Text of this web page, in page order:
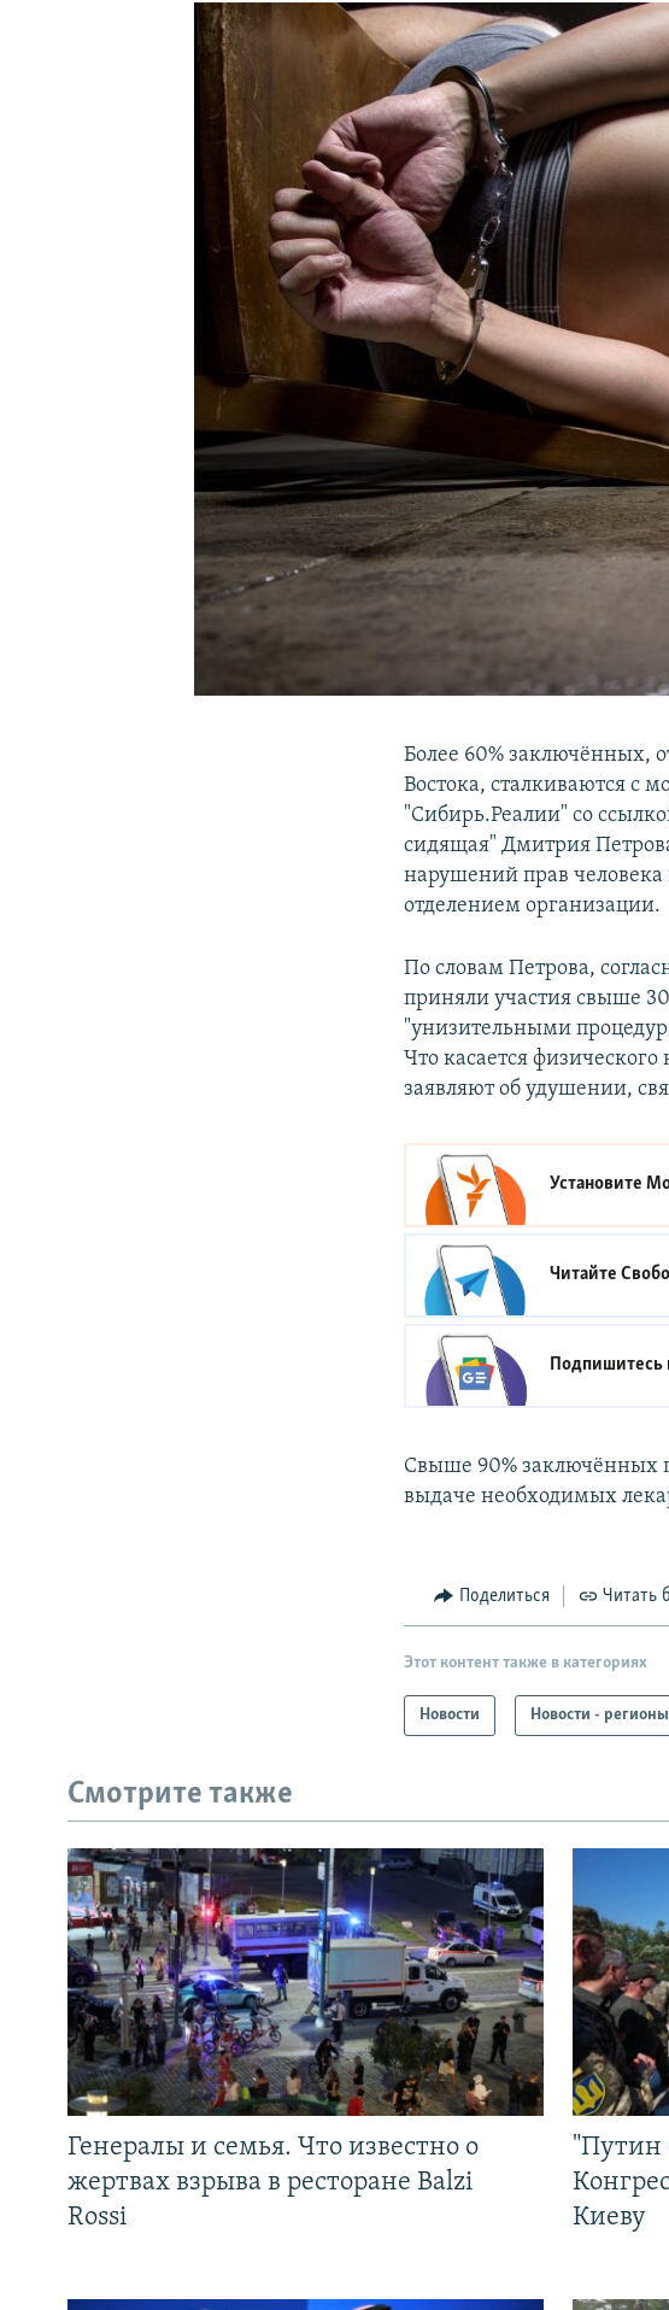
ПОДПИШИТЕСЬ НА РАССЫЛКУ
Более 60% заключённых,
Востока, сталкиваются с
"Сибирь.Реалии" со
сидящая" Дмитрия
нарушений прав
отделением организации.
По словам Петрова,
приняли участия свыше
"унизительными
Что касается
заявляют об удушении,
Установите
Читайте
Подпишитесь
Свыше 90% заключённых
выдаче необходимых
Поделиться Читать
Этот контент также в категориях
Новости Новости - регионы
Смотрите также
Генералы и семья. Что известно о
жертвах взрыва в ресторане Balzi
Rossi
"Путин
Киеву